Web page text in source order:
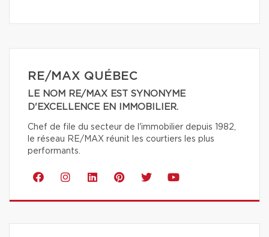
RE/MAX QUÉBEC
LE NOM RE/MAX EST SYNONYME
D'EXCELLENCE EN IMMOBILIER.
Chef de file du secteur de l'immobilier depuis 1982,
le réseau RE/MAX réunit les courtiers les plus
performants.